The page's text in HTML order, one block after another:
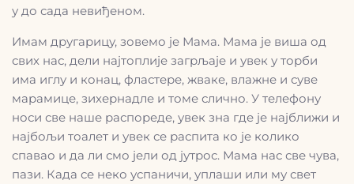
у до сада невиђеном.
Имам другарицу, зовемо је Мама. Мама је виша од
свих нас, дели најтоплије загрљаје и увек у торби
има иглу и конац, фластере, жваке, влажне и суве
марамице, зихернадле и томе слично. У телефону
носи све наше распореде, увек зна где је најближи и
најбољи тоалет и увек се распита ко је колико
спавао и да ли смо јели од јутрос. Мама нас све чува,
пази. Када се неко успаничи, уплаши или му свет